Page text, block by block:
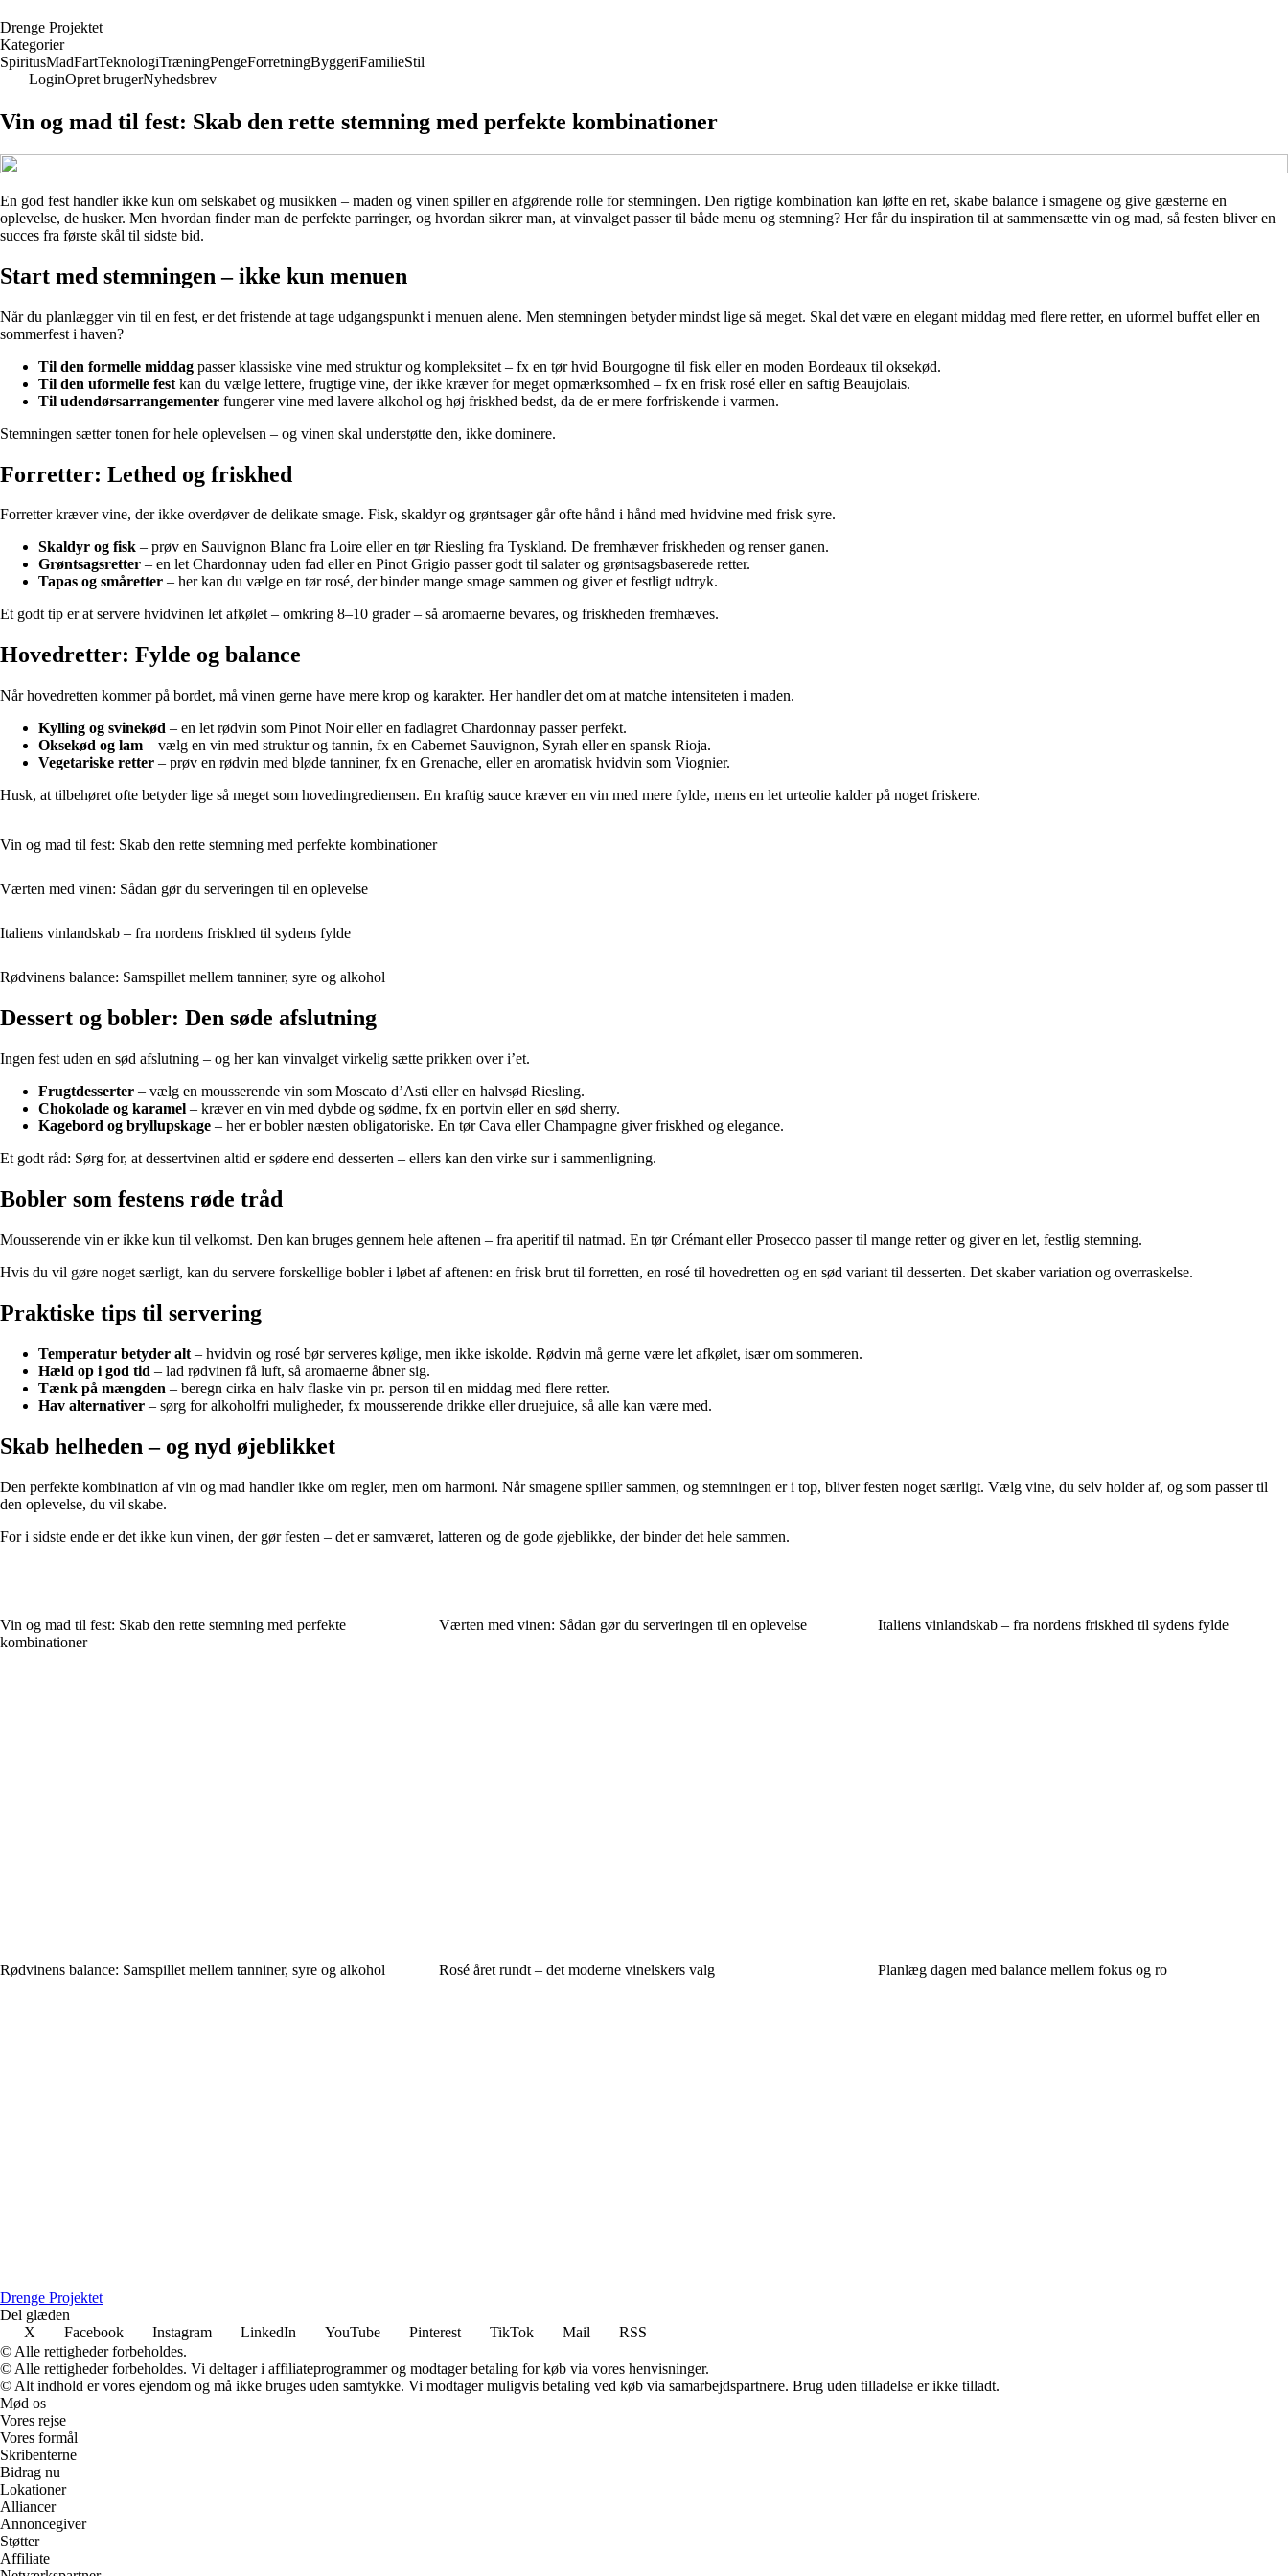
Drenge Projektet
Kategorier
SpiritusMadFartTeknologiTræningPengeForretningByggeriFamilieStil
LoginOpret brugerNyhedsbrev
Vin og mad til fest: Skab den rette stemning med perfekte kombinationer
En god fest handler ikke kun om selskabet og musikken – maden og vinen spiller en afgørende rolle for stemningen. Den rigtige kombination kan løfte en ret, skabe balance i smagene og give gæsterne en
oplevelse, de husker. Men hvordan finder man de perfekte parringer, og hvordan sikrer man, at vinvalget passer til både menu og stemning? Her får du inspiration til at sammensætte vin og mad, så festen bliver en
succes fra første skål til sidste bid.
Start med stemningen – ikke kun menuen
Når du planlægger vin til en fest, er det fristende at tage udgangspunkt i menuen alene. Men stemningen betyder mindst lige så meget. Skal det være en elegant middag med flere retter, en uformel buffet eller en
sommerfest i haven?
Til den formelle middag passer klassiske vine med struktur og kompleksitet – fx en tør hvid Bourgogne til fisk eller en moden Bordeaux til oksekød.
Til den uformelle fest kan du vælge lettere, frugtige vine, der ikke kræver for meget opmærksomhed – fx en frisk rosé eller en saftig Beaujolais.
Til udendørsarrangementer fungerer vine med lavere alkohol og høj friskhed bedst, da de er mere forfriskende i varmen.
Stemningen sætter tonen for hele oplevelsen – og vinen skal understøtte den, ikke dominere.
Forretter: Lethed og friskhed
Forretter kræver vine, der ikke overdøver de delikate smage. Fisk, skaldyr og grøntsager går ofte hånd i hånd med hvidvine med frisk syre.
Skaldyr og fisk – prøv en Sauvignon Blanc fra Loire eller en tør Riesling fra Tyskland. De fremhæver friskheden og renser ganen.
Grøntsagsretter – en let Chardonnay uden fad eller en Pinot Grigio passer godt til salater og grøntsagsbaserede retter.
Tapas og småretter – her kan du vælge en tør rosé, der binder mange smage sammen og giver et festligt udtryk.
Et godt tip er at servere hvidvinen let afkølet – omkring 8–10 grader – så aromaerne bevares, og friskheden fremhæves.
Hovedretter: Fylde og balance
Når hovedretten kommer på bordet, må vinen gerne have mere krop og karakter. Her handler det om at matche intensiteten i maden.
Kylling og svinekød – en let rødvin som Pinot Noir eller en fadlagret Chardonnay passer perfekt.
Oksekød og lam – vælg en vin med struktur og tannin, fx en Cabernet Sauvignon, Syrah eller en spansk Rioja.
Vegetariske retter – prøv en rødvin med bløde tanniner, fx en Grenache, eller en aromatisk hvidvin som Viognier.
Husk, at tilbehøret ofte betyder lige så meget som hovedingrediensen. En kraftig sauce kræver en vin med mere fylde, mens en let urteolie kalder på noget friskere.
Vin og mad til fest: Skab den rette stemning med perfekte kombinationer
Værten med vinen: Sådan gør du serveringen til en oplevelse
Italiens vinlandskab – fra nordens friskhed til sydens fylde
Rødvinens balance: Samspillet mellem tanniner, syre og alkohol
Dessert og bobler: Den søde afslutning
Ingen fest uden en sød afslutning – og her kan vinvalget virkelig sætte prikken over i’et.
Frugtdesserter – vælg en mousserende vin som Moscato d’Asti eller en halvsød Riesling.
Chokolade og karamel – kræver en vin med dybde og sødme, fx en portvin eller en sød sherry.
Kagebord og bryllupskage – her er bobler næsten obligatoriske. En tør Cava eller Champagne giver friskhed og elegance.
Et godt råd: Sørg for, at dessertvinen altid er sødere end desserten – ellers kan den virke sur i sammenligning.
Bobler som festens røde tråd
Mousserende vin er ikke kun til velkomst. Den kan bruges gennem hele aftenen – fra aperitif til natmad. En tør Crémant eller Prosecco passer til mange retter og giver en let, festlig stemning.
Hvis du vil gøre noget særligt, kan du servere forskellige bobler i løbet af aftenen: en frisk brut til forretten, en rosé til hovedretten og en sød variant til desserten. Det skaber variation og overraskelse.
Praktiske tips til servering
Temperatur betyder alt – hvidvin og rosé bør serveres kølige, men ikke iskolde. Rødvin må gerne være let afkølet, især om sommeren.
Hæld op i god tid – lad rødvinen få luft, så aromaerne åbner sig.
Tænk på mængden – beregn cirka en halv flaske vin pr. person til en middag med flere retter.
Hav alternativer – sørg for alkoholfri muligheder, fx mousserende drikke eller druejuice, så alle kan være med.
Skab helheden – og nyd øjeblikket
Den perfekte kombination af vin og mad handler ikke om regler, men om harmoni. Når smagene spiller sammen, og stemningen er i top, bliver festen noget særligt. Vælg vine, du selv holder af, og som passer til
den oplevelse, du vil skabe.
For i sidste ende er det ikke kun vinen, der gør festen – det er samværet, latteren og de gode øjeblikke, der binder det hele sammen.
Vin og mad til fest: Skab den rette stemning med perfekte
kombinationer
Værten med vinen: Sådan gør du serveringen til en oplevelse Italiens vinlandskab – fra nordens friskhed til sydens fylde
Rødvinens balance: Samspillet mellem tanniner, syre og alkohol Rosé året rundt – det moderne vinelskers valg Planlæg dagen med balance mellem fokus og ro
Drenge Projektet
Del glæden
X
Facebook Instagram LinkedIn YouTube Pinterest TikTok Mail
RSS
© Alle rettigheder forbeholdes.
© Alle rettigheder forbeholdes. Vi deltager i affiliateprogrammer og modtager betaling for køb via vores henvisninger.
© Alt indhold er vores ejendom og må ikke bruges uden samtykke. Vi modtager muligvis betaling ved køb via samarbejdspartnere. Brug uden tilladelse er ikke tilladt.
Mød os
Vores rejse
Vores formål
Skribenterne
Bidrag nu
Lokationer
Alliancer
Annoncegiver
Støtter
Affiliate